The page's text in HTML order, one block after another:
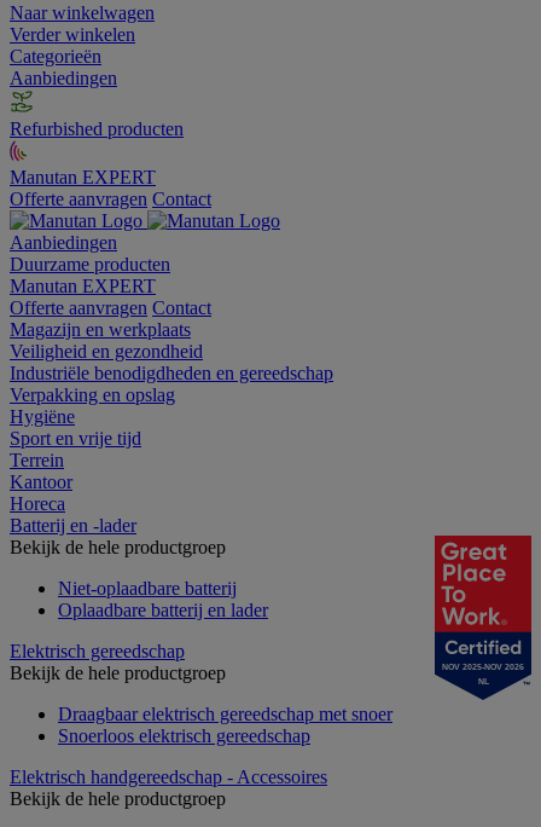
Naar winkelwagen
Verder winkelen
Categorieën
Aanbiedingen
Refurbished producten
Manutan EXPERT
Offerte aanvragen Contact
Aanbiedingen
Duurzame producten
Manutan EXPERT
Offerte aanvragen Contact
Magazijn en werkplaats
Veiligheid en gezondheid
Industriële benodigdheden en gereedschap
Verpakking en opslag
Hygiëne
Sport en vrije tijd
Terrein
Kantoor
Horeca
Batterij en -lader
Bekijk de hele productgroep
Niet-oplaadbare batterij
Oplaadbare batterij en lader
Elektrisch gereedschap
Bekijk de hele productgroep
Draagbaar elektrisch gereedschap met snoer
Snoerloos elektrisch gereedschap
Elektrisch handgereedschap - Accessoires
Bekijk de hele productgroep
NOV 2025-NOV 2026
NL